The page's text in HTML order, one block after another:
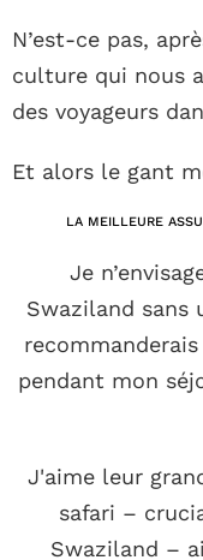
N’est-ce pas,
culture qui nous
des voyageurs
Et alors le gant
LA MEILLEURE
Je
Swaziland sans
pendant mon
J'aime leur
safari –
Swaziland –